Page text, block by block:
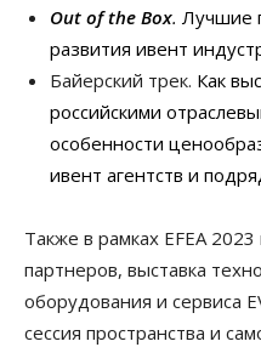
Out of the Box. Лучшие
развития ивент
Байерский трек. Как
российскими
особенности
ивент агентств и
Также в рамках EFEA
партнеров, выставка
оборудования и сервиса
сессия пространства и